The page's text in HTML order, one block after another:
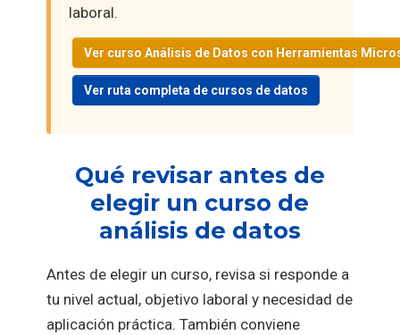
laboral.
Ver curso Análisis de Datos con Herramientas
Ver ruta completa de cursos de datos
Qué revisar antes de
elegir un curso de
análisis de datos
Antes de elegir un curso, revisa si responde a
tu nivel actual, objetivo laboral y necesidad de
aplicación práctica. También conviene